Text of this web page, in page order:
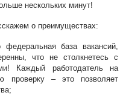
нескольких минут!
о преимуществах:
федеральная база вакансий,
что не столкнетесь с
Каждый работодатель на
проверку – это позволяет